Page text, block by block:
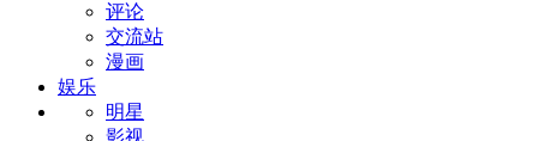
评论
交流站
漫画
娱乐
明星